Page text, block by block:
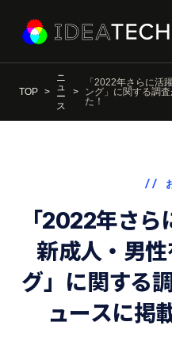
TOP
ニ
ュ
ー
ス
「2022年さらに活
ング」に関する調
た！
//
「2022年さ
新成人・男
グ」に関する
ュースに掲